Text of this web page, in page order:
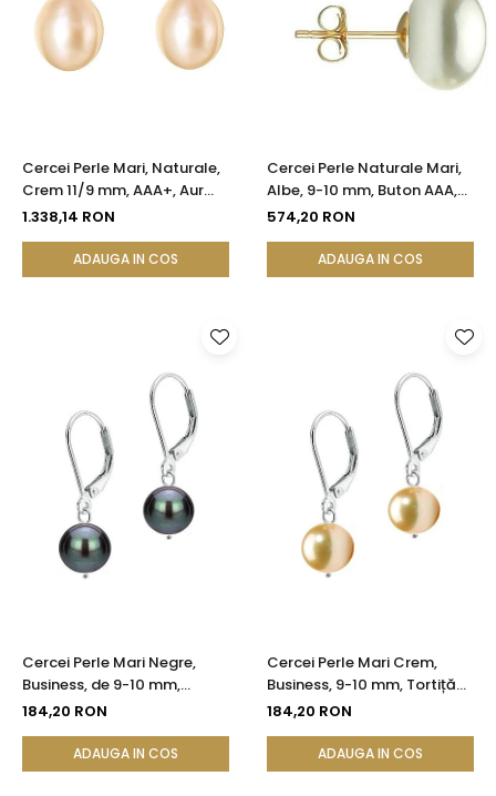
Cercei Perle Mari, Naturale,
Crem 11/9 mm, AAA+, Aur
14K (aur 585), Forma
1.338,14 RON
ADAUGA IN COS
Cercei Perle Naturale Mari,
Albe, 9-10 mm, Buton AAA,
Aur 14K (aur 585), Tip Șurub |
574,20 RON
ADAUGA IN COS
Cercei Perle Mari Negre,
Business, de 9-10 mm,
Tortiță Închisă, Argint 925 |
184,20 RON
ADAUGA IN COS
Cercei Perle Mari Crem,
Business, 9-10 mm, Tortiță
Închisă, Argint 925 -
184,20 RON
ADAUGA IN COS